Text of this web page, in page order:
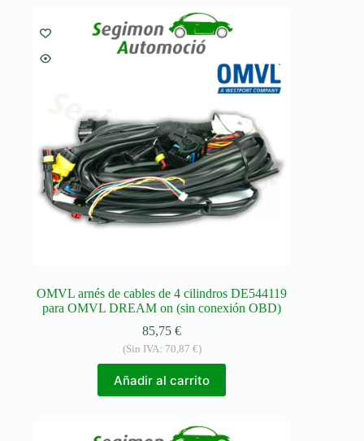
OMVL arnés de cables de 4 cilindros DE544119
para OMVL DREAM on (sin conexión OBD)
85,75€
(Sin IVA: 70,87 €)
Añadir al carrito